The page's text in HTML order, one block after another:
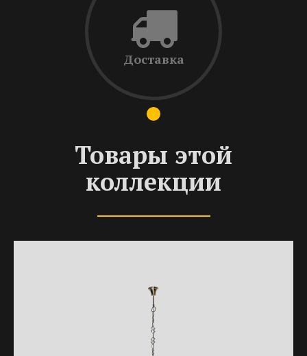
Доставка
Товары этой
коллекции